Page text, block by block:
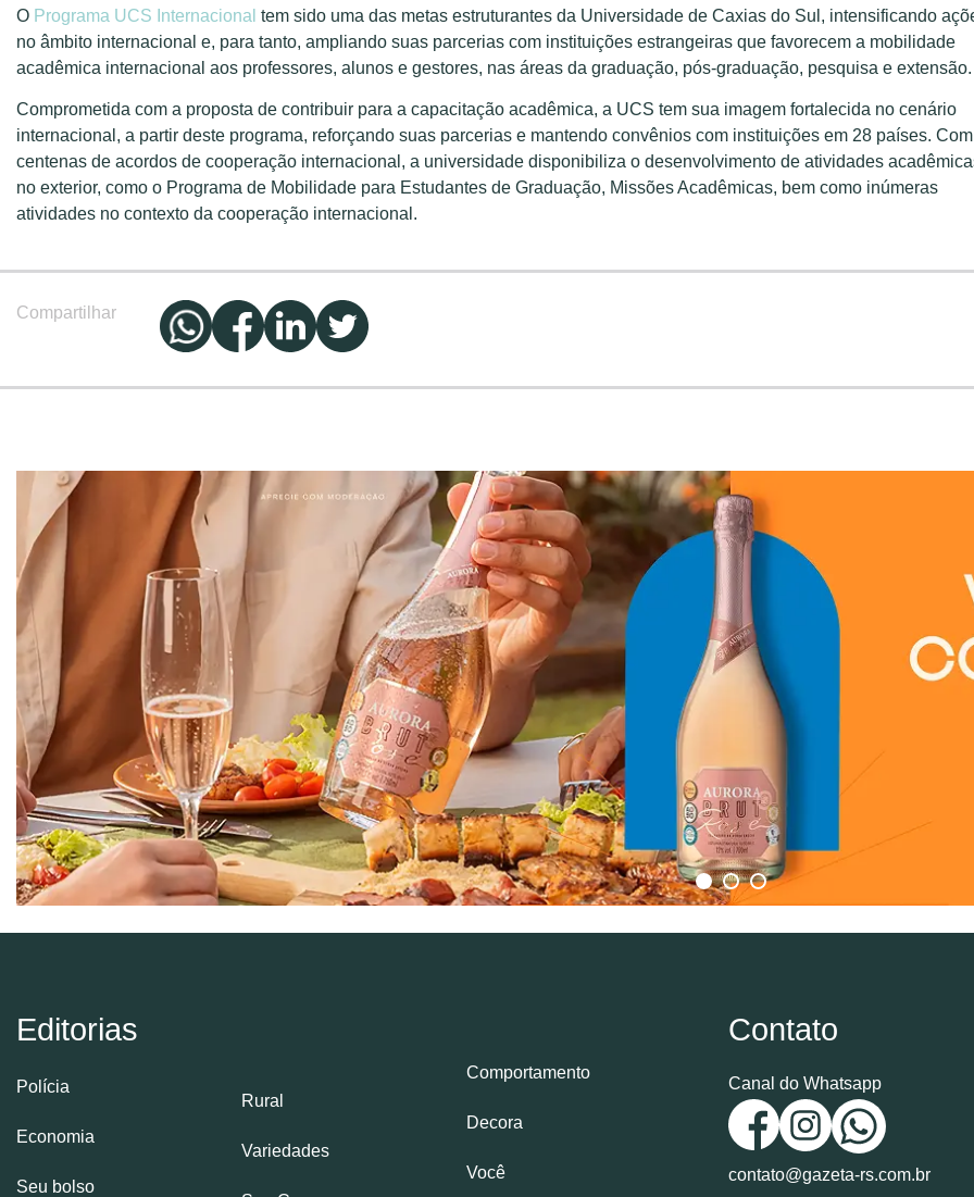
O Programa UCS Internacional tem sido uma das metas estruturantes da Universidade de Caxias do Sul, intensificando
no âmbito internacional e, para tanto, ampliando suas parcerias com instituições estrangeiras que favorecem a mobilidade
acadêmica internacional aos professores, alunos e gestores, nas áreas da graduação, pós-graduação, pesquisa e extensão.
Comprometida com a proposta de contribuir para a capacitação acadêmica, a UCS tem sua imagem fortalecida no cenário
internacional, a partir deste programa, reforçando suas parcerias e mantendo convênios com instituições em 28 países. Com
centenas de acordos de cooperação internacional, a universidade disponibiliza o desenvolvimento de atividades
no exterior, como o Programa de Mobilidade para Estudantes de Graduação, Missões Acadêmicas, bem como inúmeras
atividades no contexto da cooperação internacional.
Compartilhar
Editorias
Polícia
Economia
Seu bolso
Rural
Variedades
Comportamento
Decora
Você
Contato
Canal do Whatsapp
contato@gazeta-rs.com.br